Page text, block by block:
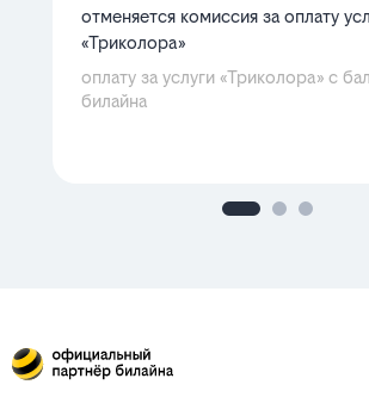
отменяется комиссия за оплату
«Триколора»
оплату за услуги «Триколора» с
билайна